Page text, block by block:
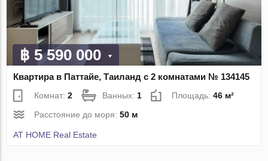
฿ 5 590 000
Квартира в Паттайе, Таиланд с 2 комнатами № 134145
Комнат:2 Ванных: 1 Площадь:46 м²
Расстояние до моря:50 м
AT HOME Real Estate